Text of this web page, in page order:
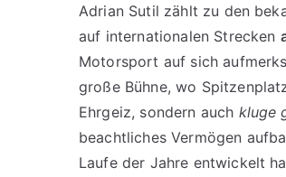
Adrian Sutil zählt zu den
auf internationalen Strecken
Motorsport auf sich
große Bühne, wo
Ehrgeiz, sondern auch kluge
beachtliches Vermögen
Laufe der Jahre entwickelt